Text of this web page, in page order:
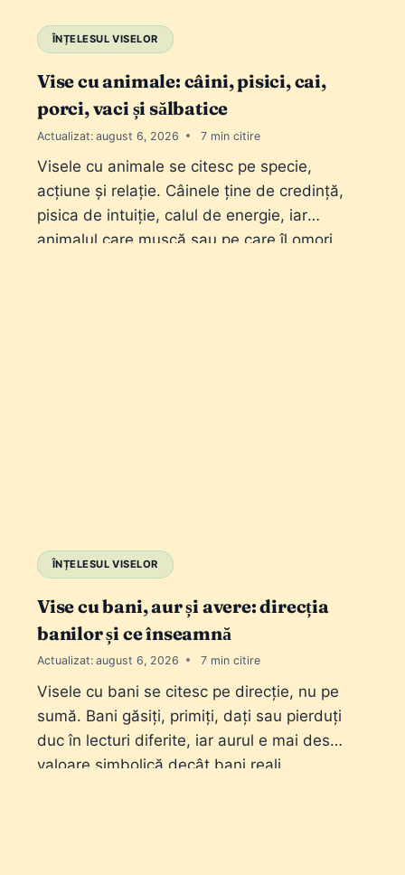
ÎNȚELESUL VISELOR
Vise cu animale: câini, pisici, cai,
porci, vaci și sălbatice
Actualizat: august 6, 2026 7
Visele cu animale se citesc pe specie,
acțiune și relație. Câinele ține de credință,
pisica de intuiție, calul de energie, iar
animalul care mușcă sau pe care îl omori
ÎNȚELESUL VISELOR
Vise cu bani, aur și avere: direcția
banilor și ce înseamnă
Actualizat: august 6, 2026 7
Visele cu bani se citesc pe direcție, nu pe
sumă. Bani găsiți, primiți, dați sau pierduți
duc în lecturi diferite, iar aurul e mai des
valoare simbolică decât bani reali.